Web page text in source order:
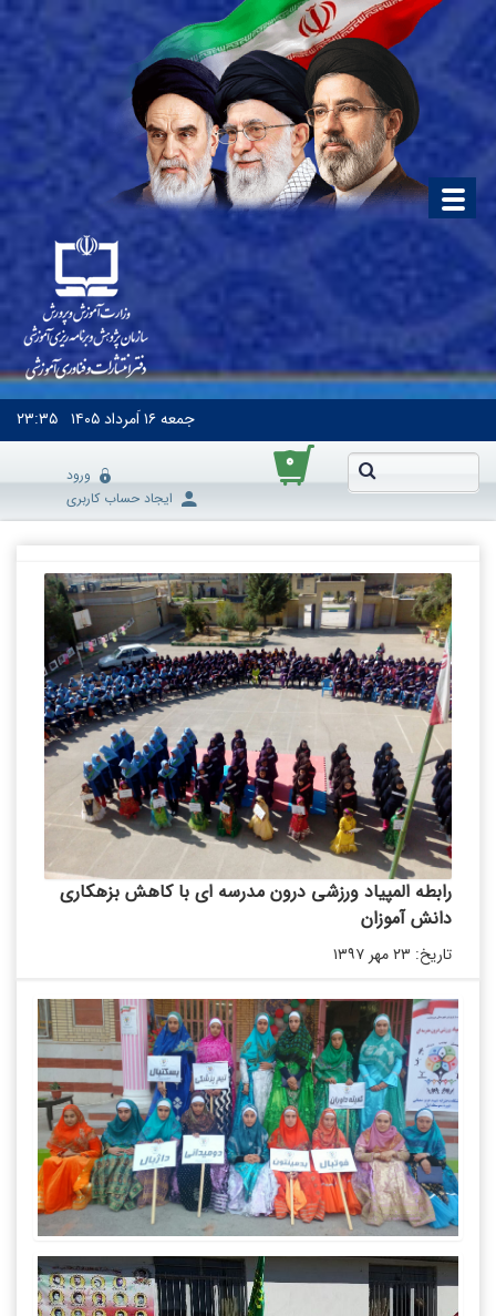
جمعه۱۶ اَمرداد ۱۴۰۵ ۲۳:۳۵
۰
ورود
ایجاد حساب کاربری
رابطه المپیاد ورزشی درون ‌مدرسه ‌ای با کاهش بزهکاری
دانش آموزان
تاریخ: ۲۳ مهر ۱۳۹۷